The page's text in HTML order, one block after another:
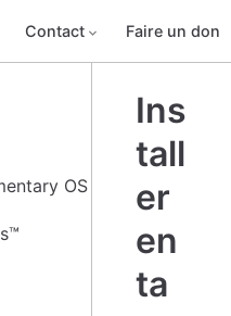
Contact Faire un don
OS
Ins
tall
er
en
ta